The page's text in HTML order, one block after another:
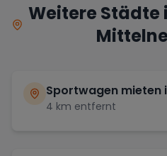
Weitere Städte
Sportwagen mieten
4 km entfernt